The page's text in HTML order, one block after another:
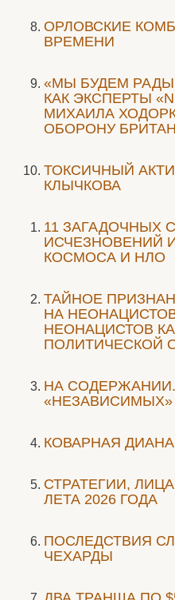
ОРЛОВСКИЕ
ВРЕМЕНИ
«МЫ БУДЕМ
КАК ЭКСПЕРТЫ
МИХАИЛА
ОБОРОНУ
ТОКСИЧНЫЙ
КЛЫЧКОВА
11 ЗАГАДОЧНЫХ
ИСЧЕЗНОВЕНИЙ
КОСМОСА И НЛО
ТАЙНОЕ
НА
НЕОНАЦИСТОВ
ПОЛИТИЧЕСКОЙ
НА
«НЕЗАВИСИМЫХ»
КОВАРНАЯ ДИАНА
СТРАТЕГИИ,
ЛЕТА 2026 ГОДА
ПОСЛЕДСТВИЯ
ЧЕХАРДЫ